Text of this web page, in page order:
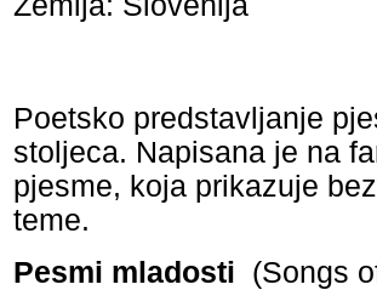
Poetsko predstavljanje
stoljeca. Napisana je na
pjesme, koja prikazuje
teme.
Pesmi mladosti (Songs